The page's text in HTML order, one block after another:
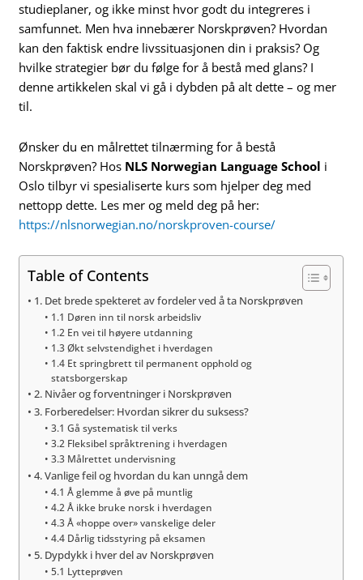
studieplaner, og ikke minst hvor godt du integreres i
samfunnet. Men hva innebærer Norskprøven? Hvordan
kan den faktisk endre livssituasjonen din i praksis? Og
hvilke strategier bør du følge for å bestå med glans? I
denne artikkelen skal vi gå i dybden på alt dette – og mer
til.
Ønsker du en målrettet tilnærming for å bestå
Norskprøven? Hos NLS Norwegian Language School i
Oslo tilbyr vi spesialiserte kurs som hjelper deg med
nettopp dette. Les mer og meld deg på her:
https://nlsnorwegian.no/norskproven-course/
Table of Contents
1. Det brede spekteret av fordeler ved å ta Norskprøven
1.1 Døren inn til norsk arbeidsliv
1.2 En vei til høyere utdanning
1.3 Økt selvstendighet i hverdagen
1.4 Et springbrett til permanent opphold og
statsborgerskap
2. Nivåer og forventninger i Norskprøven
3. Forberedelser: Hvordan sikrer du suksess?
3.1 Gå systematisk til verks
3.2 Fleksibel språktrening i hverdagen
3.3 Målrettet undervisning
4. Vanlige feil og hvordan du kan unngå dem
4.1 Å glemme å øve på muntlig
4.2 Å ikke bruke norsk i hverdagen
4.3 Å «hoppe over» vanskelige deler
4.4 Dårlig tidsstyring på eksamen
5. Dypdykk i hver del av Norskprøven
5.1 Lytteprøven